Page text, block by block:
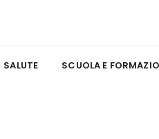
SALUTE SCUOLA E